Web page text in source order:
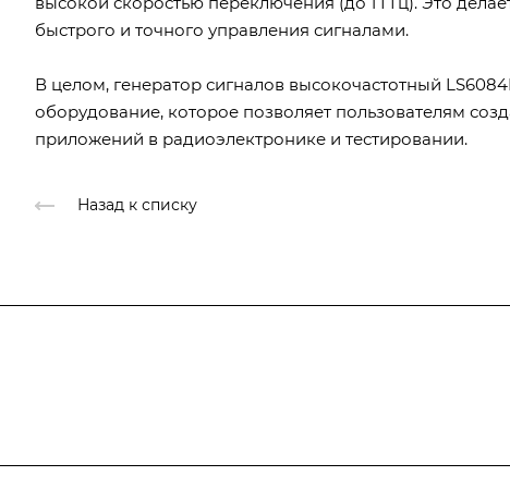
быстрого и точного управления сигналами.
В целом, генератор сигналов высокочастотный
оборудование, которое позволяет пользователям
приложений в радиоэлектронике и тестировании.
Назад к списку